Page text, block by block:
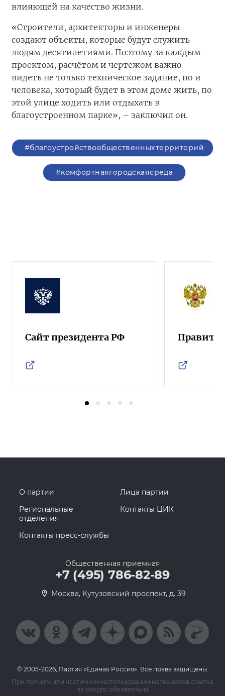
влияющей на качество жизни.
«Строители, архитекторы и инженеры
создают объекты, которые будут служить
людям десятилетиями. Поэтому за каждым
проектом, расчётом и чертежом важно
видеть не только техническое задание, но и
человека, который будет в этом доме жить, по
этой улице ходить или отдыхать в
благоустроенном парке», – заключил он.
#благоустройствообщественныхтерриторий
#комфортнаягородскаясреда
Сайт президента РФ
О партии
Лица партии
Региональные
отделения
Контакты ЦИК
Контакты пресс-службы
Общественная приемная
+7 (495) 786-82-89
Москва, Кутузовский проспект, д. 39
© 2005-2026, Партия «Единая Россия». Все права защищены.
При полном или частичном использовании материалов ссылка
на ресурс обязательна